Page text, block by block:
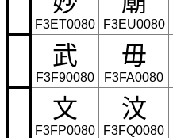
F3ET0080 F3EU0080
武
F3F90080
毋
F3FA0080
文
F3FP0080
汶
F3FQ0080